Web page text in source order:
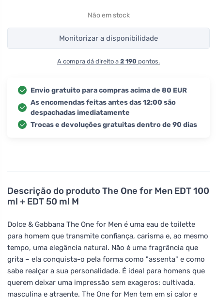
Descrição do produto The One for Men EDT 100
ml + EDT 50 ml M
Dolce & Gabbana The One for Men é uma eau de toilette
para homem que transmite confiança, carisma e, ao mesmo
tempo, uma elegância natural. Não é uma fragrância que
grita – ela conquista-o pela forma como "assenta" e como
sabe realçar a sua personalidade. É ideal para homens que
querem deixar uma impressão sem exageros: cultivada,
masculina e atraente. The One for Men tem em si calor e
Não em stock
Monitorizar a disponibilidade
A compra dá direito a 2 190 pontos.
Envio gratuito para compras acima de 80 EUR
As encomendas feitas antes das 12:00 são
despachadas imediatamente
Trocas e devoluções gratuitas dentro de 90 dias